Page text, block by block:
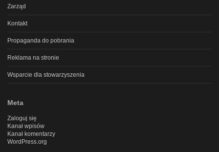
Zarząd
Kontakt
Propaganda do pobrania
Reklama na stronie
Wsparcie dla stowarzyszenia
Meta
Zaloguj się
Kanał wpisów
Kanał komentarzy
WordPress.org